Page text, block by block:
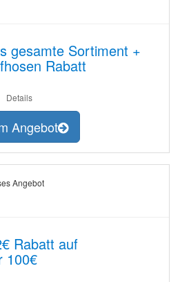
gesamte Sortiment +
Rabatt
Details
Angebot
Angebot
Rabatt auf
100€